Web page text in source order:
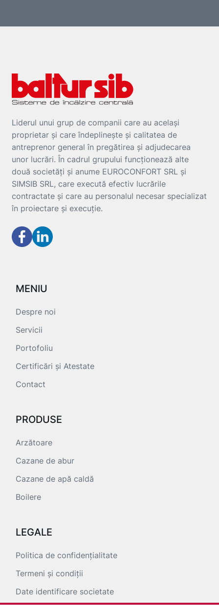
Liderul unui grup de companii care au același
proprietar și care îndeplinește și calitatea de
antreprenor general în pregătirea și adjudecarea
unor lucrări. În cadrul grupului funcționează alte
două societăți și anume EUROCONFORT SRL și
SIMSIB SRL, care execută efectiv lucrările
contractate și care au personalul necesar specializat
în proiectare și execuție.
MENIU
Despre noi
Servicii
Portofoliu
Certificări și Atestate
Contact
PRODUSE
Arzătoare
Cazane de abur
Cazane de apă caldă
Boilere
LEGALE
Politica de confidențialitate
Termeni și condiții
Date identificare societate